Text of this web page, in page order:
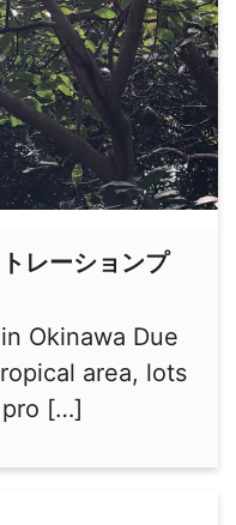
レーションプ
Okinawa Due
area, lots
[…]